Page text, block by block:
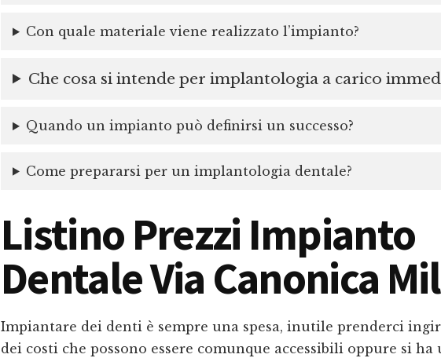
Con quale materiale viene realizzato l’impianto?
Che cosa si intende per implantologia a carico
Quando un impianto può definirsi un successo?
Come prepararsi per un implantologia dentale?
Listino Prezzi Impianto
Dentale Via Canonica
Impiantare dei denti è sempre una spesa, inutile prenderci
dei costi che possono essere comunque accessibili oppure si ha